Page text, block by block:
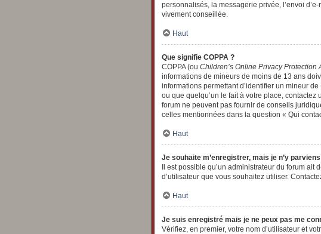
personnalisés, la messagerie privée, l’envoi
vivement conseillée.
Haut
Que signifie COPPA ?
COPPA (ou Children’s Online Privacy Protection
informations de mineurs de moins de 13 ans
informations permettant d’identifier un mineur
ou que quelqu’un le fait à votre place,
forum ne peuvent pas fournir de conseils
celles mentionnées dans la question « Qui
Haut
Je souhaite m’enregistrer, mais je n’y
Il est possible qu’un administrateur du forum
d’utilisateur que vous souhaitez utiliser.
Haut
Je suis enregistré mais je ne peux pas me
Vérifiez, en premier, votre nom d’utilisateur et